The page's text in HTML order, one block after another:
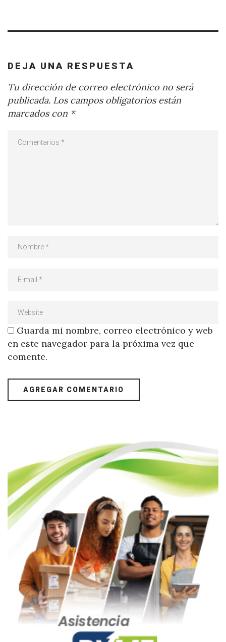
DEJA UNA RESPUESTA
Tu dirección de correo electrónico no será
publicada. Los campos obligatorios están
marcados con *
Guarda mi nombre, correo electrónico y web
en este navegador para la próxima vez que
comente.